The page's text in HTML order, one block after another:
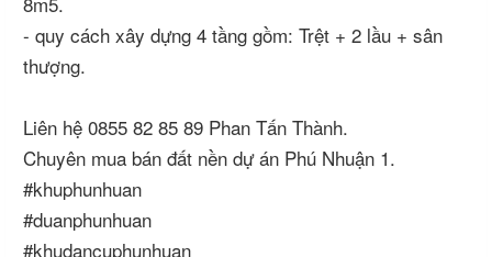
- quy cách xây dựng 4 tầng gồm: Trệt + 2 lầu + sân
thượng.
Liên hệ 0855 82 85 89 Phan Tấn Thành.
Chuyên mua bán đất nền dự án Phú Nhuận 1.
#khuphunhuan
#duanphunhuan
#khudancuphunhuan